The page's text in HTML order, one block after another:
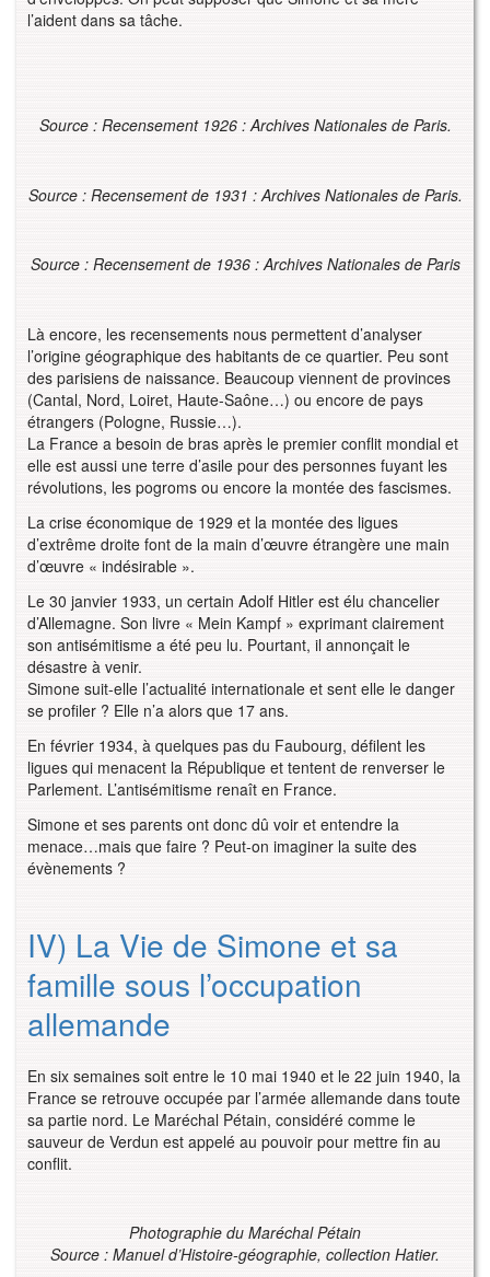
l’aident dans sa tâche.
Source : Recensement 1926 : Archives Nationales de Paris.
Source : Recensement de 1931 : Archives Nationales de Paris.
Source : Recensement de 1936 : Archives Nationales de Paris
Là encore, les recensements nous permettent d’analyser
l’origine géographique des habitants de ce quartier. Peu sont
des parisiens de naissance. Beaucoup viennent de provinces
(Cantal, Nord, Loiret, Haute-Saône…) ou encore de pays
étrangers (Pologne, Russie…).
La France a besoin de bras après le premier conflit mondial et
elle est aussi une terre d’asile pour des personnes fuyant les
révolutions, les pogroms ou encore la montée des fascismes.
La crise économique de 1929 et la montée des ligues
d’extrême droite font de la main d’œuvre étrangère une main
d’œuvre « indésirable ».
Le 30 janvier 1933, un certain Adolf Hitler est élu chancelier
d’Allemagne. Son livre « Mein Kampf » exprimant clairement
son antisémitisme a été peu lu. Pourtant, il annonçait le
désastre à venir.
Simone suit-elle l’actualité internationale et sent elle le danger
se profiler ? Elle n’a alors que 17 ans.
En février 1934, à quelques pas du Faubourg, défilent les
ligues qui menacent la République et tentent de renverser le
Parlement. L’antisémitisme renaît en France.
Simone et ses parents ont donc dû voir et entendre la
menace…mais que faire ? Peut-on imaginer la suite des
évènements ?
IV) La Vie de Simone et sa
famille sous l’occupation
allemande
En six semaines soit entre le 10 mai 1940 et le 22 juin 1940, la
France se retrouve occupée par l’armée allemande dans toute
sa partie nord. Le Maréchal Pétain, considéré comme le
sauveur de Verdun est appelé au pouvoir pour mettre fin au
conflit.
Photographie du Maréchal Pétain
Source : Manuel d’Histoire-géographie, collection Hatier.